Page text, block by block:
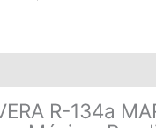
R-134a